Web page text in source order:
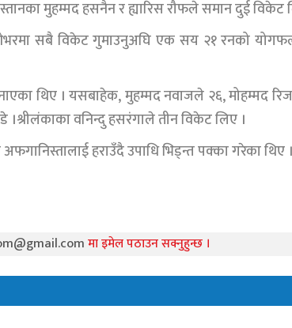
मुहम्मद हसनैन र ह्यारिस रौफले समान दुई विकेट
सबै विकेट गुमाउनुअघि एक सय २१ रनको
थिए । यसबाहेक, मुहम्मद नवाजले २६, मोहम्मद
वनिन्दु हसरंगाले तीन विकेट लिए ।
हराउँदै उपाधि भिड्न्त पक्का गरेका थिए ।
मा इमेल पठाउन सक्नुहुन्छ ।